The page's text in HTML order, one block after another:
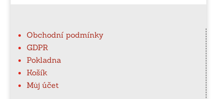
Obchodní podmínky
GDPR
Pokladna
Košík
Můj účet